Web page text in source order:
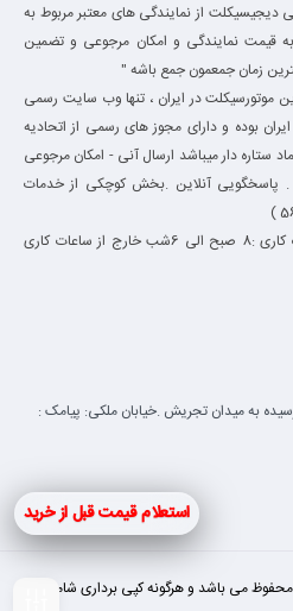
دیجیسیکلت از نمایندگی های معتبر مربوط به
قیمت نمایندگی و امکان مرجوعی و تضمین
زمان جمعمون جمع باشه "
موتورسیکلت در ایران ، تنها وب سایت رسمی
بوده و دارای مجوز های رسمی از اتحادیه
دار میباشد ارسال آنی - امکان مرجوعی
پاسخگویی آنلاین .بخش کوچکی از خدمات
02191030545 : امور مشتریان ساعات کاری :8 صبح الی 6شب خارج از ساعات کاری
به میدان تجریش .خیابان ملکی: پیامک :
می باشد و هرگونه کپی برداری شامل پیگرد
استعلام قیمت قبل از خرید